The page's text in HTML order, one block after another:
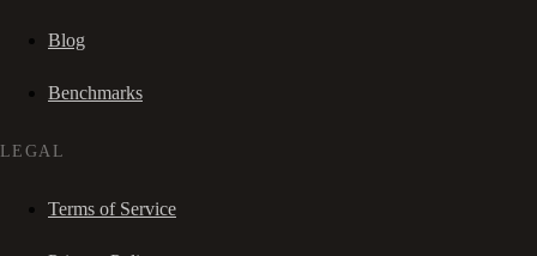
Blog
Benchmarks
LEGAL
Terms of Service